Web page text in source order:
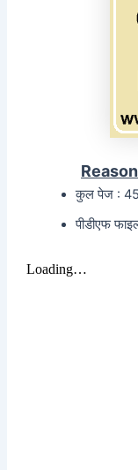
कुल पेज : 45
पीडीएफ